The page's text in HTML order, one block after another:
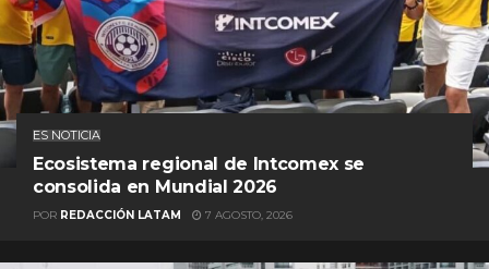
ES NOTICIA
Ecosistema regional de Intcomex se
consolida en Mundial 2026
POR REDACCIÓN LATAM 7 AGOSTO, 2026